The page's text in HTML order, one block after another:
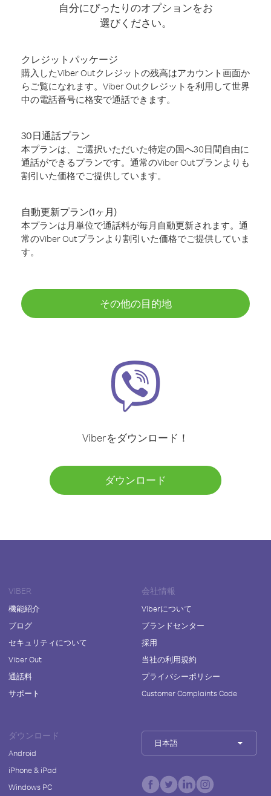
自分にぴったりのオプションをお
選びください。
クレジットパッケージ
購入したViber Outクレジットの残高はアカウント画面か
らご覧になれます。Viber Outクレジットを利用して世界
中の電話番号に格安で通話できます。
30日通話プラン
本プランは、ご選択いただいた特定の国へ30日間自由に
通話ができるプランです。通常のViber Outプランよりも
割引いた価格でご提供しています。
自動更新プラン(1ヶ月)
本プランは月単位で通話料が毎月自動更新されます。通
常のViber Outプランより割引いた価格でご提供していま
す。
その他の目的地
Viberをダウンロード！
ダウンロード
VIBER
機能紹介
ブログ
セキュリティについて
Viber Out
通話料
サポート
会社情報
Viberについて
ブランドセンター
採用
当社の利用規約
プライバシーポリシー
Customer Complaints Code
ダウンロード
Android
iPhone & iPad
Windows PC
日本語